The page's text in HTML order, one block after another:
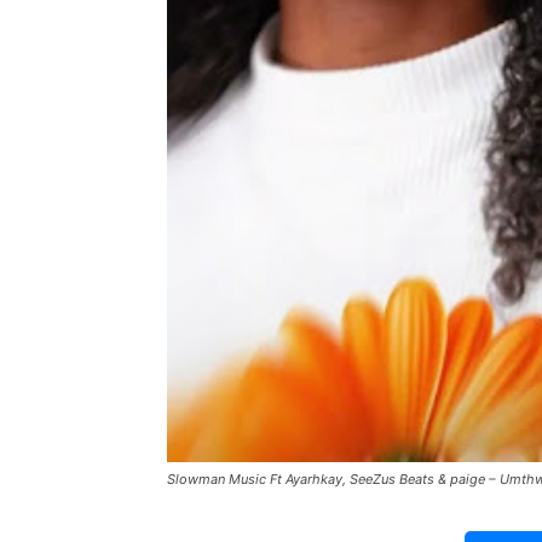
Slowman Music Ft Ayarhkay, SeeZus Beats & paige –